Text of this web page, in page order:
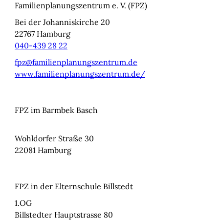
Familienplanungszentrum e. V. (FPZ)
Bei der Johanniskirche 20
22767 Hamburg
040-439 28 22
fpz@familienplanungszentrum.de
www.familienplanungszentrum.de/
FPZ im Barmbek Basch
Wohldorfer Straße 30
22081 Hamburg
FPZ in der Elternschule Billstedt
1.OG
Billstedter Hauptstrasse 80